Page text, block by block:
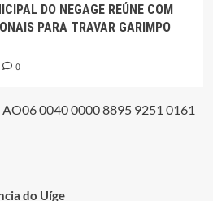
DO NEGAGE REÚNE COM
PARA TRAVAR GARIMPO
0
0040 0000 8895 9251 0161
do Uíge